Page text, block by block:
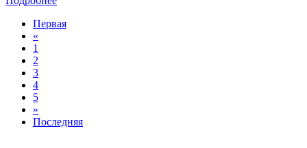
Первая
«
1
2
3
4
5
»
Последняя